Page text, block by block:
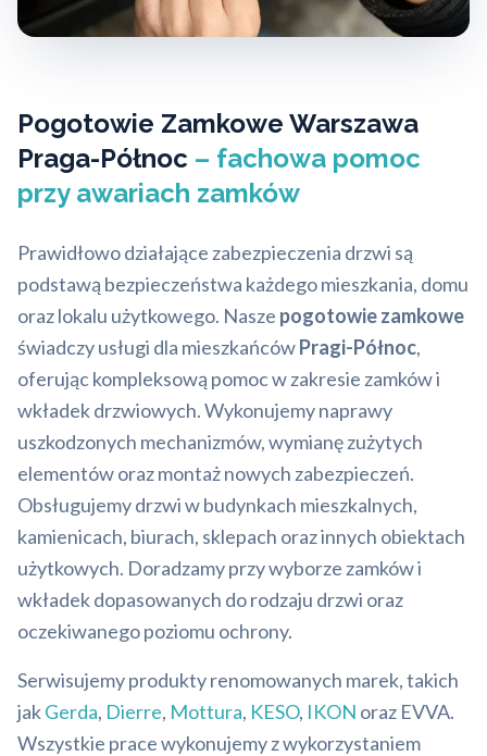
Pogotowie Zamkowe Warszawa
Praga-Północ – fachowa pomoc
przy awariach zamków
Prawidłowo działające zabezpieczenia drzwi są
podstawą bezpieczeństwa każdego mieszkania, domu
oraz lokalu użytkowego. Nasze pogotowie zamkowe
świadczy usługi dla mieszkańcówPragi-Północ,
oferując kompleksową pomoc w zakresie zamków i
wkładek drzwiowych. Wykonujemy naprawy
uszkodzonych mechanizmów, wymianę zużytych
elementów oraz montaż nowych zabezpieczeń.
Obsługujemy drzwi w budynkach mieszkalnych,
kamienicach, biurach, sklepach oraz innych obiektach
użytkowych. Doradzamy przy wyborze zamków i
wkładek dopasowanych do rodzaju drzwi oraz
oczekiwanego poziomu ochrony.
Serwisujemy produkty renomowanych marek, takich
jakGerda, Dierre, Mottura, KESO, IKON oraz EVVA.
Wszystkie prace wykonujemy z wykorzystaniem